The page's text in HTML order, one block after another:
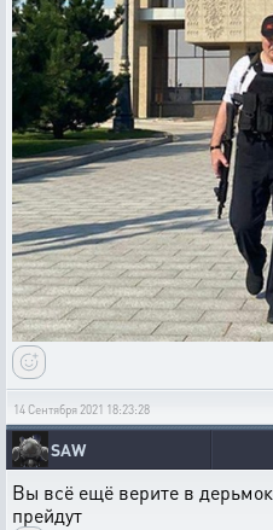
14 Сентября 2021 18:23:28
SAW
Вы всё ещё верите в
прейдут